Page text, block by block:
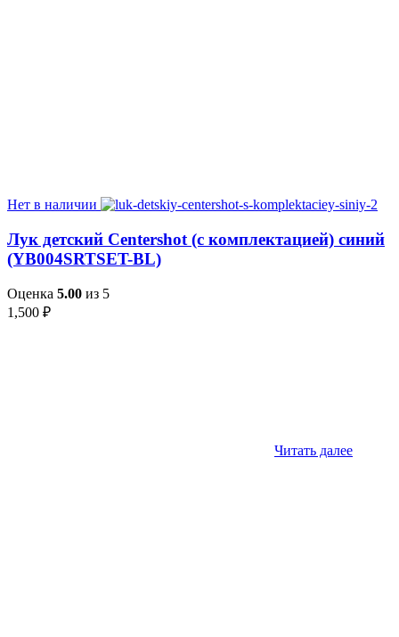
Нет в наличии
Лук детский Centershot (с комплектацией) синий
(YB004SRTSET-BL)
Оценка 5.00 из 5
1,500 ₽
Читать далее